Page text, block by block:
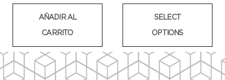
AÑADIR AL
CARRITO
SELECT
OPTIONS